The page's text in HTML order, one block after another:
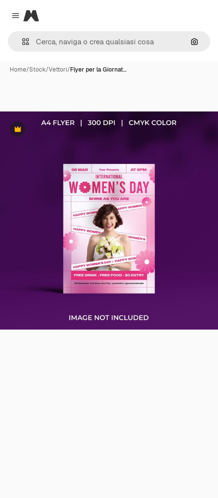
Close menu
Magnific
Cerca
Home/Stock/Vettori/Flyer per la Giornat…
Premium